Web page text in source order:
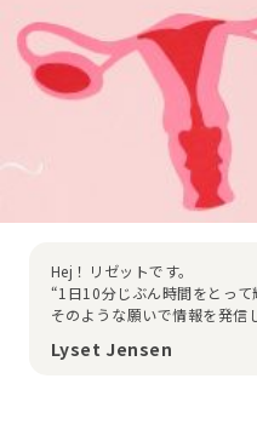
Hej！リゼットです。
“1日10分じぶん時間をとって
そのような願いで情報を発信
Lyset Jensen